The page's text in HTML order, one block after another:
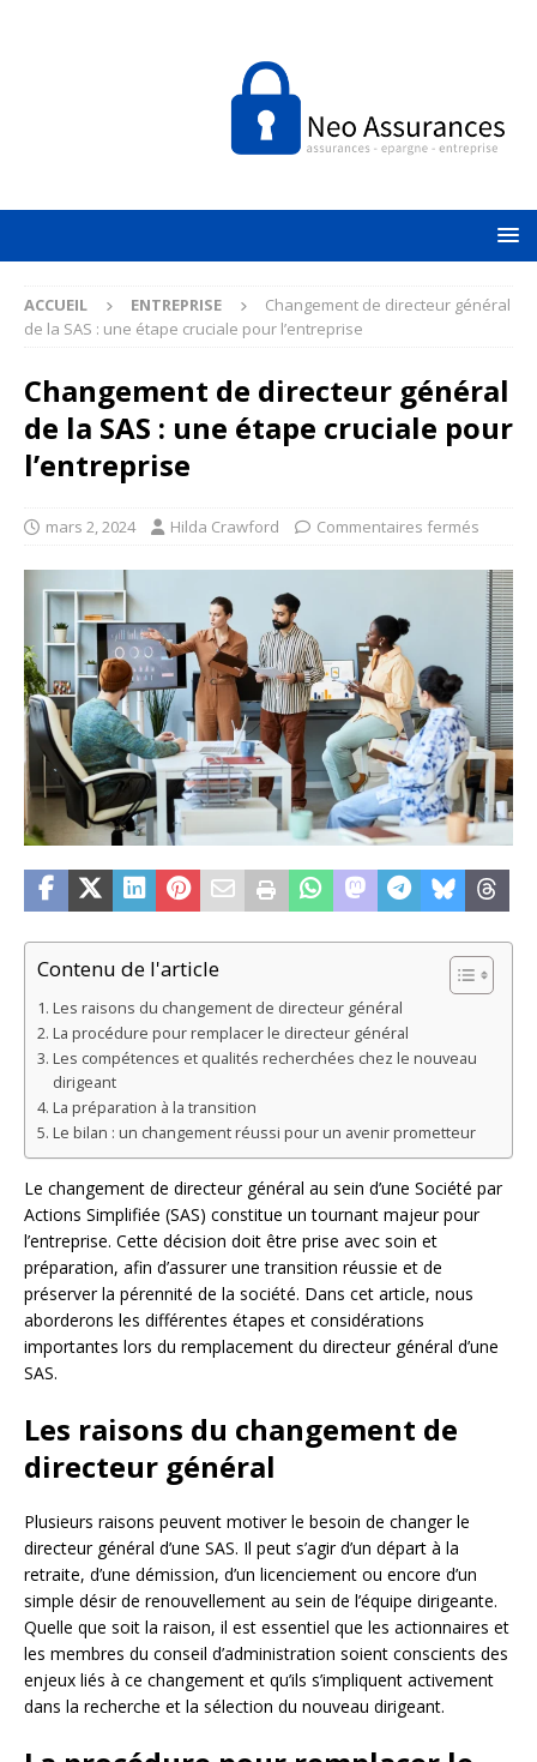
ACCUEIL ENTREPRISE
Changement de directeur général
de la SAS : une étape cruciale pour l’entreprise
Changement de directeur général
de la SAS : une étape cruciale pour
l’entreprise
mars 2, 2024 Hilda Crawford Commentaires fermés
Contenu de l'article
Les raisons du changement de directeur général
La procédure pour remplacer le directeur général
Les compétences et qualités recherchées chez le nouveau
dirigeant
La préparation à la transition
Le bilan : un changement réussi pour un avenir prometteur
Le changement de directeur général au sein d’une Société par
Actions Simplifiée (SAS) constitue un tournant majeur pour
l’entreprise. Cette décision doit être prise avec soin et
préparation, afin d’assurer une transition réussie et de
préserver la pérennité de la société. Dans cet article, nous
aborderons les différentes étapes et considérations
importantes lors du remplacement du directeur général d’une
SAS.
Les raisons du changement de
directeur général
Plusieurs raisons peuvent motiver le besoin de changer le
directeur général d’une SAS. Il peut s’agir d’un départ à la
retraite, d’une démission, d’un licenciement ou encore d’un
simple désir de renouvellement au sein de l’équipe dirigeante.
Quelle que soit la raison, il est essentiel que les actionnaires et
les membres du conseil d’administration soient conscients des
enjeux liés à ce changement et qu’ils s’impliquent activement
dans la recherche et la sélection du nouveau dirigeant.